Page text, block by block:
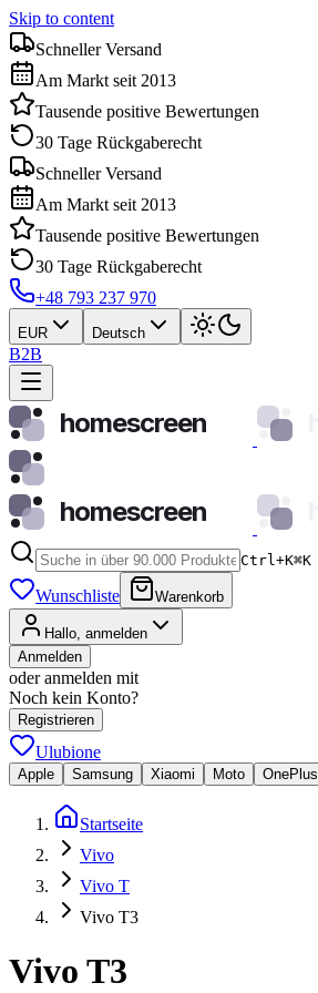
Skip to content
Schneller Versand
Am Markt seit 2013
Tausende positive Bewertungen
30 Tage Rückgaberecht
Schneller Versand
Am Markt seit 2013
Tausende positive Bewertungen
30 Tage Rückgaberecht
+48 793 237 970
EUR Deutsch
B2B
homescreen
homescreen
Ctrl+K⌘K
Wunschliste Warenkorb
Hallo, anmelden
Anmelden
oder anmelden mit
Noch kein Konto?
Registrieren
Ulubione
Apple Samsung Xiaomi Moto OnePlus
Startseite
Vivo
Vivo T
Vivo T3
Vivo T3